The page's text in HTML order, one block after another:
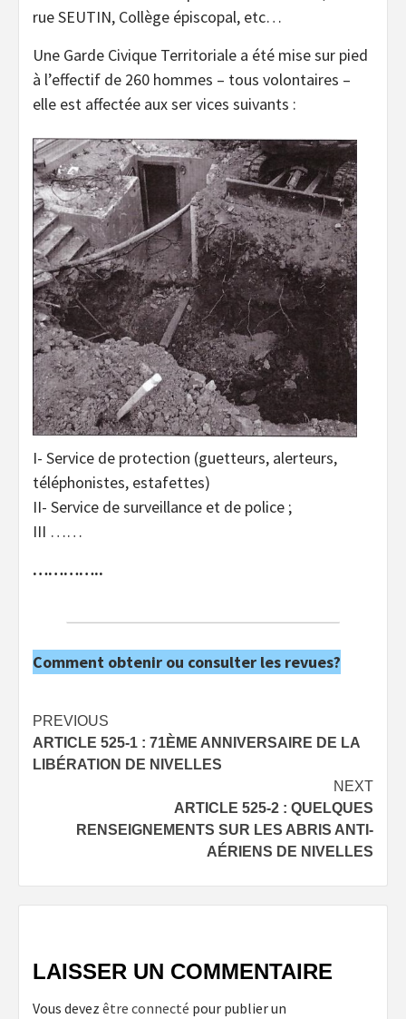
rue SEUTIN, Collège épiscopal, etc…
Une Garde Civique Territoriale a été mise sur pied
à l’effectif de 260 hommes – tous volontaires –
elle est affectée aux ser vices suivants :
I- Service de protection (guetteurs, alerteurs,
téléphonistes, estafettes)
II- Service de surveillance et de police ;
III ……
…………..
Comment obtenir ou consulter les revues?
Post
navigation
PREVIOUS
ARTICLE 525-1 : 71ÈME ANNIVERSAIRE DE LA
LIBÉRATION DE NIVELLES
NEXT
ARTICLE 525-2 : QUELQUES
RENSEIGNEMENTS SUR LES ABRIS ANTI-
AÉRIENS DE NIVELLES
LAISSER UN COMMENTAIRE
Vous devez être connecté pour publier un